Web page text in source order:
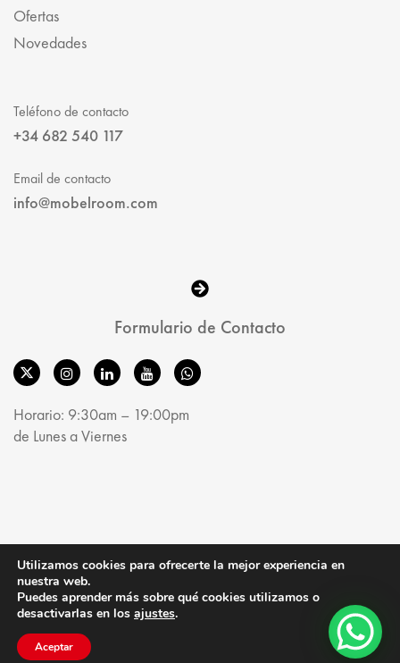
Ofertas
Novedades
Teléfono de contacto
+34 682 540 117
Email de contacto
info@mobelroom.com
Formulario de Contacto
Horario: 9:30am – 19:00pm
de Lunes a Viernes
Utilizamos cookies para ofrecerte la mejor experiencia en
nuestra web.
Puedes aprender más sobre qué cookies utilizamos o
desactivarlas en los ajustes.
Aceptar